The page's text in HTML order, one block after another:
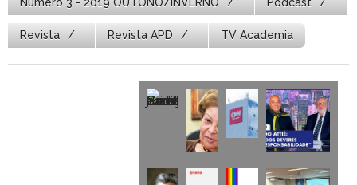
Revista Revista APD TV Academia